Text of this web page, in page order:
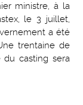
ministre, à la
le 3 juillet,
a été
trentaine de
du casting sera